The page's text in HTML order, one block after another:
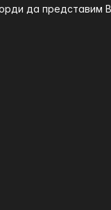
да представим